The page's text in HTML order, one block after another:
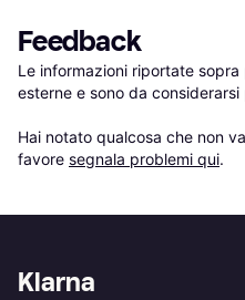
Feedback
Le informazioni riportate
esterne e sono da
Hai notato qualcosa che non
favore segnala problemi qui.
Klarna